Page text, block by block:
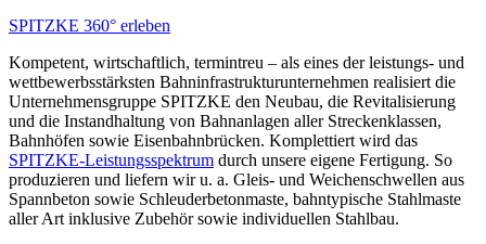
SPITZKE 360° erleben
Kompetent, wirtschaftlich, termintreu – als eines der leistungs- und
wettbewerbsstärksten Bahninfrastrukturunternehmen realisiert die
Unternehmensgruppe SPITZKE den Neubau, die Revitalisierung
und die Instandhaltung von Bahnanlagen aller Streckenklassen,
Bahnhöfen sowie Eisenbahnbrücken. Komplettiert wird das
SPITZKE-Leistungsspektrum durch unsere eigene Fertigung. So
produzieren und liefern wir u. a. Gleis- und Weichenschwellen aus
Spannbeton sowie Schleuderbetonmaste, bahntypische Stahlmaste
aller Art inklusive Zubehör sowie individuellen Stahlbau.